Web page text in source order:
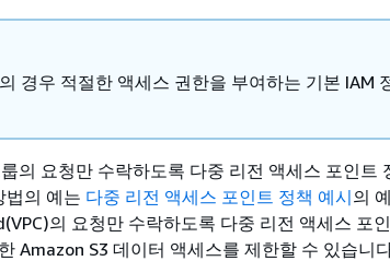
경우 적절한 액세스 권한을 부여하는 기본 IAM
의 요청만 수락하도록 다중 리전 액세스 포인트
법의 예는 다중 리전 액세스 포인트 정책 예시의
의 요청만 수락하도록 다중 리전 액세스 포
Amazon S3 데이터 액세스를 제한할 수 있습니